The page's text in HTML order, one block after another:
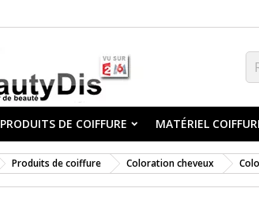
PRODUITS DE COIFFURE MATÉRIEL
Produits de coiffure Coloration cheveux